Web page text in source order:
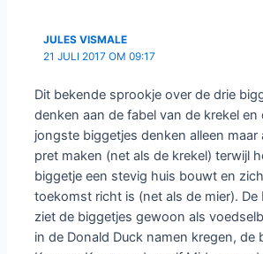
JULES VISMALE
21 JULI 2017 OM 09:17
Dit bekende sprookje over de drie
denken aan de fabel van de krekel en
jongste biggetjes denken alleen maar
pret maken (net als de krekel) terwijl
biggetje een stevig huis bouwt en
toekomst richt is (net als de mier). De
ziet de biggetjes gewoon als
in de Donald Duck namen kregen, de